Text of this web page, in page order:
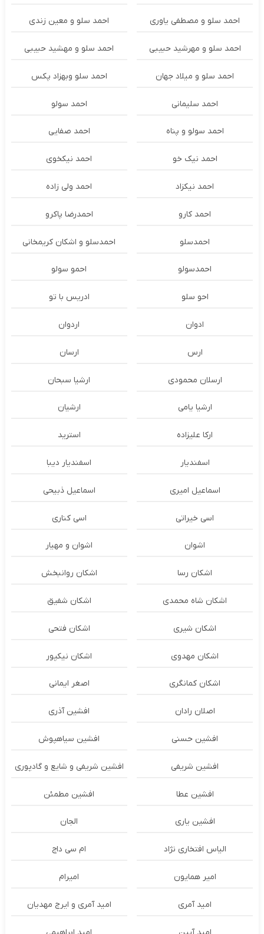
احمد سلو و مصطفی یاوری احمد سلو و معین زندی
احمد سلو و مهرشید حبیبی احمد سلو و مهشید حبیبی
احمد سلو و میلاد جهان احمد سلو وبهزاد پکس
احمد سلیمانی احمد سولو
احمد سولو و پناه احمد صفایی
احمد نیک خو احمد نیکخوی
احمد نیکزاد احمد ولی زاده
احمد کارو احمدرضا پاکرو
احمدسلو احمدسلو و اشکان کریمخانی
احمدسولو احمو سولو
احو سلو ادریس با تو
ادوان اردوان
ارس ارسان
ارسلان محمودی ارشیا سبحان
ارشیا یامی ارشیان
ارکا علیزاده استرید
اسفندیار اسفندیار دیبا
اسماعیل امیری اسماعیل ذبیحی
اسی خیراتی اسی کناری
اشوان اشوان و مهیار
اشکان رسا اشکان روانبخش
اشکان شاه محمدی اشکان شفیق
اشکان شیری اشکان فتحی
اشکان مهدوی اشکان نیکپور
اشکان‌ کمانگری اصغر ایمانی
اصلان رادان افشین آذری
افشین حسنی افشین سیاهپوش
افشین شریفی افشین شریفی و شایع و گادپوری
افشین عطا افشین مطمئن
افشین یاری الجان
الیاس افتخاری نژاد ام سی داج
امير همايون اميرام
امید آمری امید آمری و ایرج مهدیان